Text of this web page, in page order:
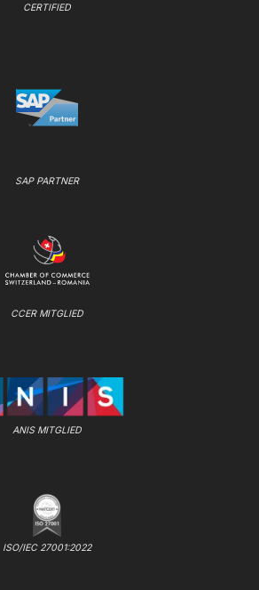
CERTIFIED
SAP PARTNER
CCER MITGLIED
ANIS MITGLIED
ISO/IEC 27001:2022